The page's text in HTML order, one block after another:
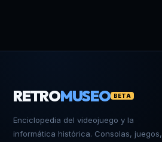
RETROMUSEO BETA
Enciclopedia del videojuego y la
informática histórica. Consolas, juegos,